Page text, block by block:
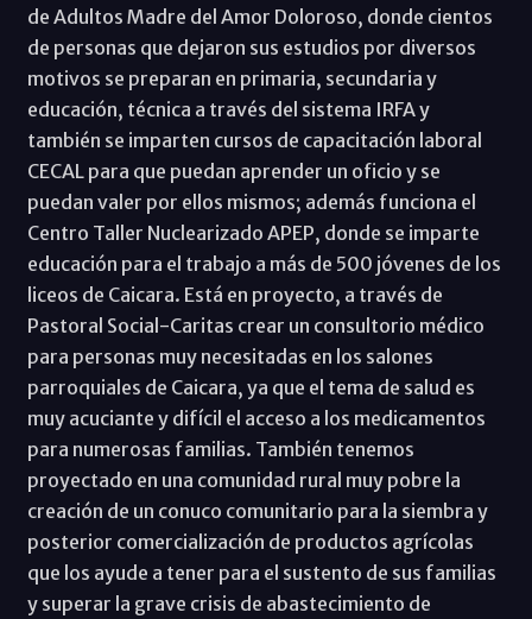
de Adultos Madre del Amor Doloroso, donde cientos
de personas que dejaron sus estudios por diversos
motivos se preparan en primaria, secundaria y
educación, técnica a través del sistema IRFA y
también se imparten cursos de capacitación laboral
CECAL para que puedan aprender un oficio y se
puedan valer por ellos mismos; además funciona el
Centro Taller Nuclearizado APEP, donde se imparte
educación para el trabajo a más de 500 jóvenes de los
liceos de Caicara. Está en proyecto, a través de
Pastoral Social-Caritas crear un consultorio médico
para personas muy necesitadas en los salones
parroquiales de Caicara, ya que el tema de salud es
muy acuciante y difícil el acceso a los medicamentos
para numerosas familias. También tenemos
proyectado en una comunidad rural muy pobre la
creación de un conuco comunitario para la siembra y
posterior comercialización de productos agrícolas
que los ayude a tener para el sustento de sus familias
y superar la grave crisis de abastecimiento de